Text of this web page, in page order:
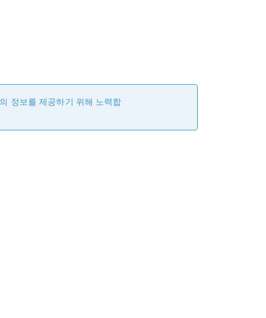
정보를 제공하기 위해 노력합